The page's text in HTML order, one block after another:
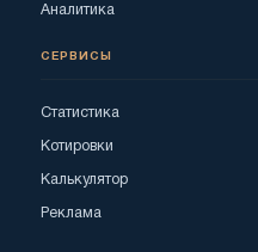
Аналитика
СЕРВИСЫ
Статистика
Котировки
Калькулятор
Реклама